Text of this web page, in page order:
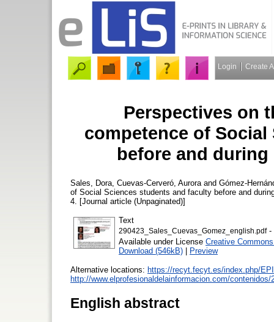
Login Create
Perspectives on
competence of
before and
Sales, Dora Cuevas-Cerveró, Aurora and Gómez-
of Social Sciences students and faculty before and
4. [Journal article (Unpaginated)]
Text
290423_Sales_Cuevas_Gomez_english.pdf-
Available under License Creative
Download (546kB) | Preview
Alternative locations: https://recyt.fecyt.es/index.php/
http://www.elprofesionaldelainformacion.com/
English abstract